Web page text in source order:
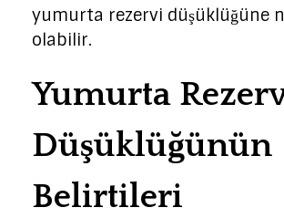
yumurta rezervi düşüklüğüne
olabilir.
Yumurta
Düşüklüğünün
Belirtileri